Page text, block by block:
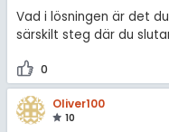
Vad i lösningen är det
särskilt steg där du
0
Oliver100
10